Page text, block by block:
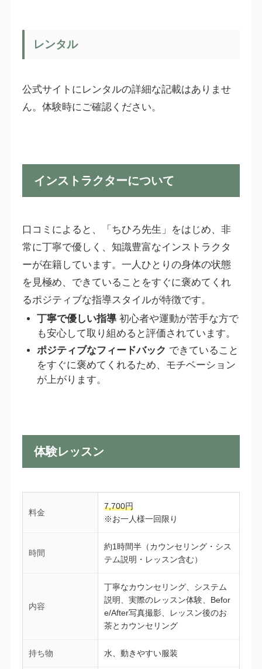
レンタル
公式サイトにレンタルの詳細な記載はありませ
ん。体験時にご確認ください。
インストラクターについて
口コミによると、「ちひろ先生」をはじめ、非
常に丁寧で優しく、知識豊富なインストラクタ
ーが在籍しています。一人ひとりの身体の状態
を見極め、できていることをすぐに褒めてくれ
るポジティブな指導スタイルが特徴です。
丁寧で優しい指導 初心者や運動が苦手な方で
も安心して取り組めると評価されています。
ポジティブなフィードバック できていること
をすぐに褒めてくれるため、モチベーション
が上がります。
体験レッスン
料金
7,700円
※お一人様一回限り
時間
約1時間半（カウンセリング・シス
テム説明・レッスン含む）
内容
丁寧なカウンセリング、システム
説明、実際のレッスン体験、Befor
e/After写真撮影、レッスン後のお
茶とカウンセリング
持ち物 水、動きやすい服装